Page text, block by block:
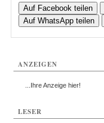
Auf Facebook teilen
Auf WhatsApp teilen
ANZEIGEN
...Ihre Anzeige hier!
LESER